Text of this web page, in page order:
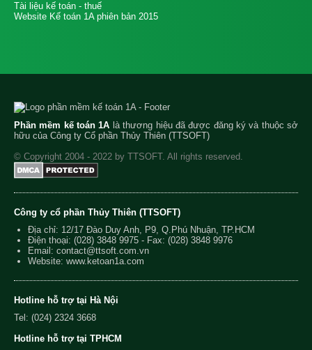
Tài liệu kế toán - thuế
Website Kế toán 1A phiên bản 2015
Phần mềm kế toán 1A là thương hiệu đã được đăng ký và thuộc sở
hữu của Công ty Cổ phần Thủy Thiên (TTSOFT)
© Copyright 2004 - 2022 by TTSOFT. All rights reserved.
Công ty cổ phần Thủy Thiên (TTSOFT)
Địa chỉ: 12/17 Đào Duy Anh, P9, Q.Phú Nhuận, TP.HCM
Điện thoại: (028) 3848 9975 - Fax: (028) 3848 9976
Email: contact@ttsoft.com.vn
Website: www.ketoan1a.com
Hotline hỗ trợ tại Hà Nội
Tel: (024) 2324 3668
Hotline hỗ trợ tại TPHCM